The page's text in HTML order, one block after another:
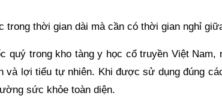
trong thời gian dài mà cần có thời gian nghỉ
quý trong kho tàng y học cổ truyền Việt Nam,
và lợi tiểu tự nhiên. Khi được sử dụng đúng
sức khỏe toàn diện.